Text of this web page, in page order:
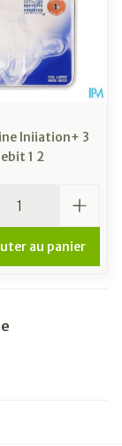
Iniiation+ 3
1 2
au panier
la page